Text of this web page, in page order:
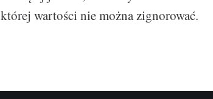
której wartości nie można zignorować.